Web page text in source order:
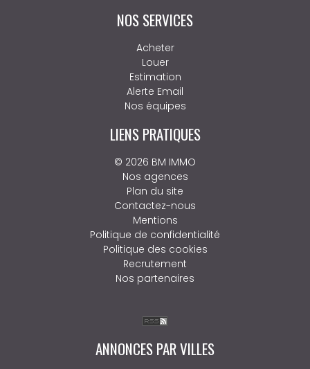
NOS SERVICES
Acheter
Louer
Estimation
Alerte Email
Nos équipes
LIENS PRATIQUES
© 2026 BM IMMO
Nos agences
Plan du site
Contactez-nous
Mentions
Politique de confidentialité
Politique des cookies
Recrutement
Nos partenaires
ANNONCES PAR VILLES